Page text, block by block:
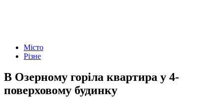
Місто
Різне
В Озерному горіла квартира у 4-
поверховому будинку